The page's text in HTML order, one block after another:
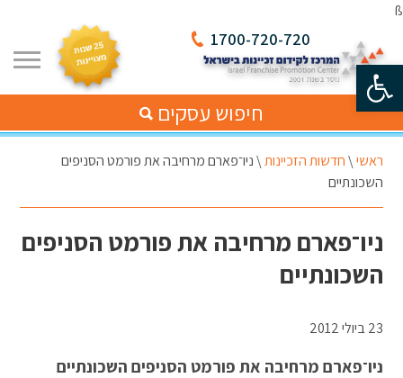
פתח סרגל נגישות
ß
1700-720-720
חיפוש עסקים
ראשי\חדשות הזכיינות\ניו־פארם מרחיבה את פורמט הסניפים
השכונתיים
ניו־פארם מרחיבה את פורמט הסניפים
השכונתיים
23 ביולי 2012
ניו־פארם מרחיבה את פורמט הסניפים השכונתיים